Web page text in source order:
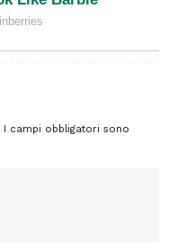
I campi obbligatori sono